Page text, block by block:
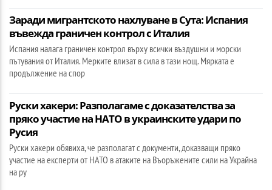
Заради мигрантското нахлуване в Сута: Испания
въвежда граничен контрол с Италия
Испания налага граничен контрол върху всички въздушни и морски
пътувания от Италия. Мерките влизат в сила в тази нощ. Мярката е
продължение на спор
Руски хакери: Разполагаме с доказателства за
пряко участие на НАТО в украинските удари по
Русия
Руски хакери обявиха, че разполагат с документи, доказващи пряко
участие на експерти от НАТО в атаките на Въоръжените сили на Украйна
на ру